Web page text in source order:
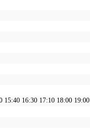
15:40 16:30 17:10 18:00 19:00